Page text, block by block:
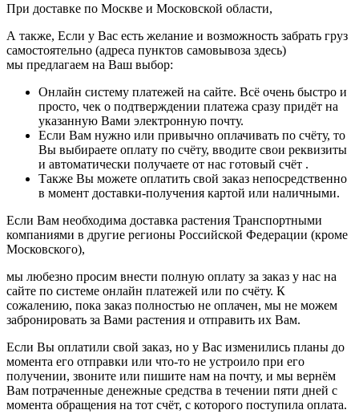
При доставке по Москве и Московской области,
А также, Если у Вас есть желание и возможность забрать груз
самостоятельно (адреса пунктов самовывоза здесь)
мы предлагаем на Ваш выбор:
Онлайн систему платежей на сайте. Всё очень быстро и
просто, чек о подтверждении платежа сразу придёт на
указанную Вами электронную почту.
Если Вам нужно или привычно оплачивать по счёту, то
Вы выбираете оплату по счёту, вводите свои реквизиты
и автоматически получаете от нас готовый счёт .
Также Вы можете оплатить свой заказ непосредственно
в момент доставки-получения картой или наличными.
Если Вам необходима доставка растения Транспортными
компаниями в другие регионы Российской Федерации (кроме
Московского),
мы любезно просим внести полную оплату за заказ у нас на
сайте по системе онлайн платежей или по счёту. К
сожалению, пока заказ полностью не оплачен, мы не можем
забронировать за Вами растения и отправить их Вам.
Если Вы оплатили свой заказ, но у Вас изменились планы до
момента его отправки или что-то не устроило при его
получении, звоните или пишите нам на почту, и мы вернём
Вам потраченные денежные средства в течении пяти дней с
момента обращения на тот счёт, с которого поступила оплата.